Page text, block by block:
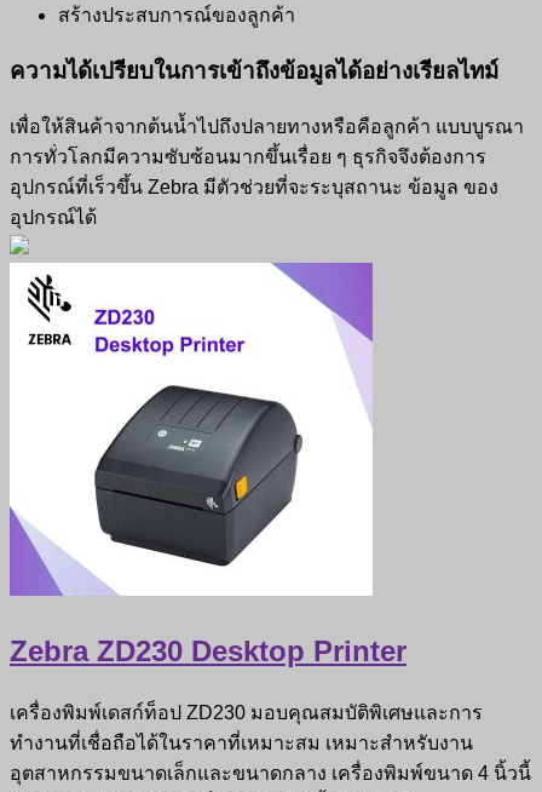
สร้างประสบการณ์ของลูกค้า
ความได้เปรียบในการเข้าถึงข้อมูลได้อย่างเรียลไทม์
เพื่อให้สินค้าจากต้นน้ำไปถึงปลายทางหรือคือลูกค้า แบบบูรณา
การทั่วโลกมีความซับซ้อนมากขึ้นเรื่อย ๆ ธุรกิจจึงต้องการ
อุปกรณ์ที่เร็วขึ้น Zebra มีตัวช่วยที่จะระบุสถานะ ข้อมูล ของ
อุปกรณ์ได้
Zebra ZD230 Desktop Printer
เครื่องพิมพ์เดสก์ท็อป ZD230 มอบคุณสมบัติพิเศษและการ
ทำงานที่เชื่อถือได้ในราคาที่เหมาะสม เหมาะสำหรับงาน
อุตสาหกรรมขนาดเล็กและขนาดกลาง เครื่องพิมพ์ขนาด 4 นิ้วนี้